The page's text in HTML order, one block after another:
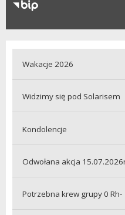
RODO
Wakacje 2026
Widzimy się pod Solarisem
Kondolencje
Odwołana akcja
Potrzebna krew grupy 0 Rh-